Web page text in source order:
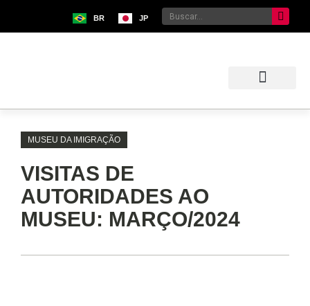
BR JP
MUSEU DA IMIGRAÇÃO
VISITAS DE
AUTORIDADES AO
MUSEU: MARÇO/2024